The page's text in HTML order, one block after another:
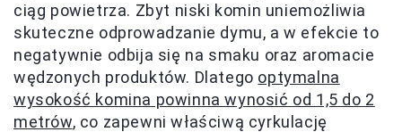
ciąg powietrza. Zbyt niski komin uniemożliwia
skuteczne odprowadzanie dymu, a w efekcie to
negatywnie odbija się na smaku oraz aromacie
wędzonych produktów. Dlatego optymalna
wysokość komina powinna wynosić od 1,5 do 2
metrów, co zapewni właściwą cyrkulację